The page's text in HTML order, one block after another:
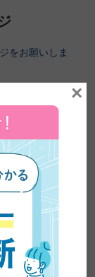
をお願いしま
絶対受けた方が
は入門編92期の
ました。本当
×